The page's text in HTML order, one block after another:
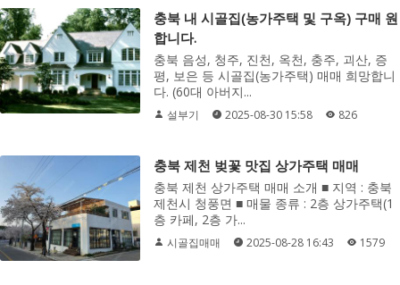
충북 내 시골집(농가주택 및 구옥) 구매 원
합니다.
충북 음성, 청주, 진천, 옥천, 충주, 괴산, 증
평, 보은 등 시골집(농가주택) 매매 희망합니
다. (60대 아버지...
설부기 2025-08-30 15:58 826
충북 제천 벚꽃 맛집 상가주택 매매
충북 제천 상가주택 매매 소개 ■ 지역 : 충북
제천시 청풍면 ■ 매물 종류 : 2층 상가주택(1
층 카페, 2층 가...
시골집매매 2025-08-28 16:43 1579